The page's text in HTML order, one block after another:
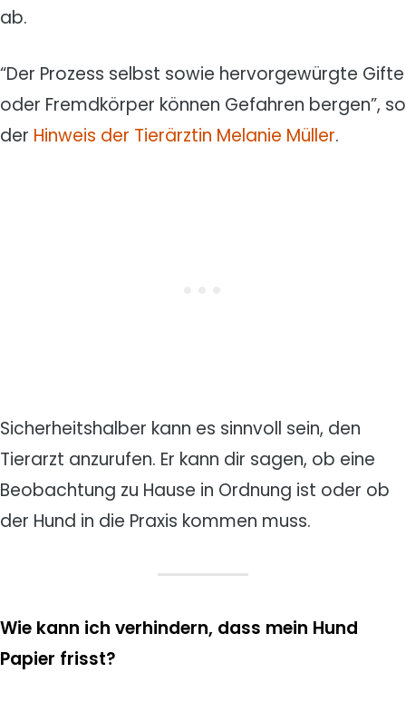
ab.
“Der Prozess selbst sowie hervorgewürgte Gifte
oder Fremdkörper können Gefahren bergen”, so
der Hinweis der Tierärztin Melanie Müller.
Sicherheitshalber kann es sinnvoll sein, den
Tierarzt anzurufen. Er kann dir sagen, ob eine
Beobachtung zu Hause in Ordnung ist oder ob
der Hund in die Praxis kommen muss.
Wie kann ich verhindern, dass mein Hund
Papier frisst?